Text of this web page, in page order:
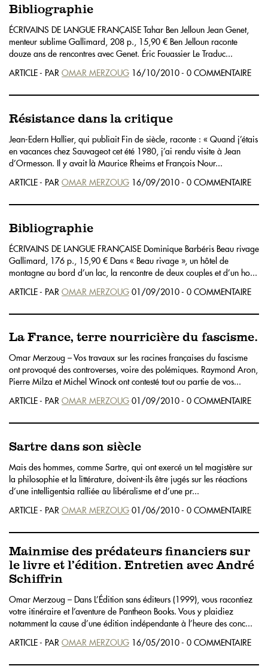
Bibliographie
ÉCRIVAINS DE LANGUE FRANÇAISE Tahar Ben Jelloun Jean Genet,
menteur sublime Gallimard, 208 p., 15,90 € Ben Jelloun raconte
douze ans de rencontres avec Genet. Éric Fouassier Le Traduc...
ARTICLE - PAR OMAR MERZOUG 16/10/2010 - 0 COMMENTAIRE
Résistance dans la critique
Jean-Edern Hallier, qui publiait Fin de siècle, raconte : « Quand j’étais
en vacances chez Sauvageot cet été 1980, j’ai rendu visite à Jean
d’Ormesson. Il y avait là Maurice Rheims et François Nour...
ARTICLE - PAR OMAR MERZOUG 16/09/2010 - 0 COMMENTAIRE
Bibliographie
ÉCRIVAINS DE LANGUE FRANÇAISE Dominique Barbéris Beau rivage
Gallimard, 176 p., 15,90 € Dans « Beau rivage », un hôtel de
montagne au bord d’un lac, la rencontre de deux couples et d’un ho...
ARTICLE - PAR OMAR MERZOUG 01/09/2010 - 0 COMMENTAIRE
La France, terre nourricière du fascisme.
Omar Merzoug – Vos travaux sur les racines françaises du fascisme
ont provoqué des controverses, voire des polémiques. Raymond Aron,
Pierre Milza et Michel Winock ont contesté tout ou partie de vos...
ARTICLE - PAR OMAR MERZOUG 01/09/2010 - 0 COMMENTAIRE
Sartre dans son siècle
Mais des hommes, comme Sartre, qui ont exercé un tel magistère sur
la philosophie et la littérature, doivent-ils être jugés sur les réactions
d’une intelligentsia ralliée au libéralisme et d’une pr...
ARTICLE - PAR OMAR MERZOUG 01/06/2010 - 0 COMMENTAIRE
Mainmise des prédateurs financiers sur
le livre et l’édition. Entretien avec André
Schiffrin
Omar Merzoug – Dans L’Édition sans éditeurs (1999), vous racontiez
votre itinéraire et l’aventure de Pantheon Books. Vous y plaidiez
notamment la cause d’une édition indépendante à l’heure des conc...
ARTICLE - PAR OMAR MERZOUG 16/05/2010 - 0 COMMENTAIRE